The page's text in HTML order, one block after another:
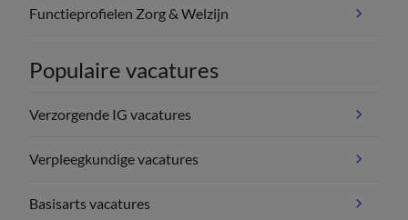
Functieprofielen Zorg & Welzijn
Populaire vacatures
Verzorgende IG vacatures
Verpleegkundige vacatures
Basisarts vacatures